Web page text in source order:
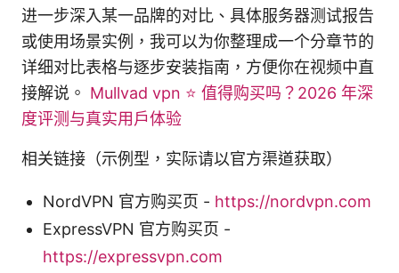
进一步深入某一品牌的对比、具体服务器测试报告
或使用场景实例，我可以为你整理成一个分章节的
详细对比表格与逐步安装指南，方便你在视频中直
接解说。 Mullvad vpn ⭐ 值得购买吗？2026 年深
度评测与真实用户体验
相关链接（示例型，实际请以官方渠道获取）
NordVPN 官方购买页 - https://nordvpn.com
ExpressVPN 官方购买页 -
https://expressvpn.com